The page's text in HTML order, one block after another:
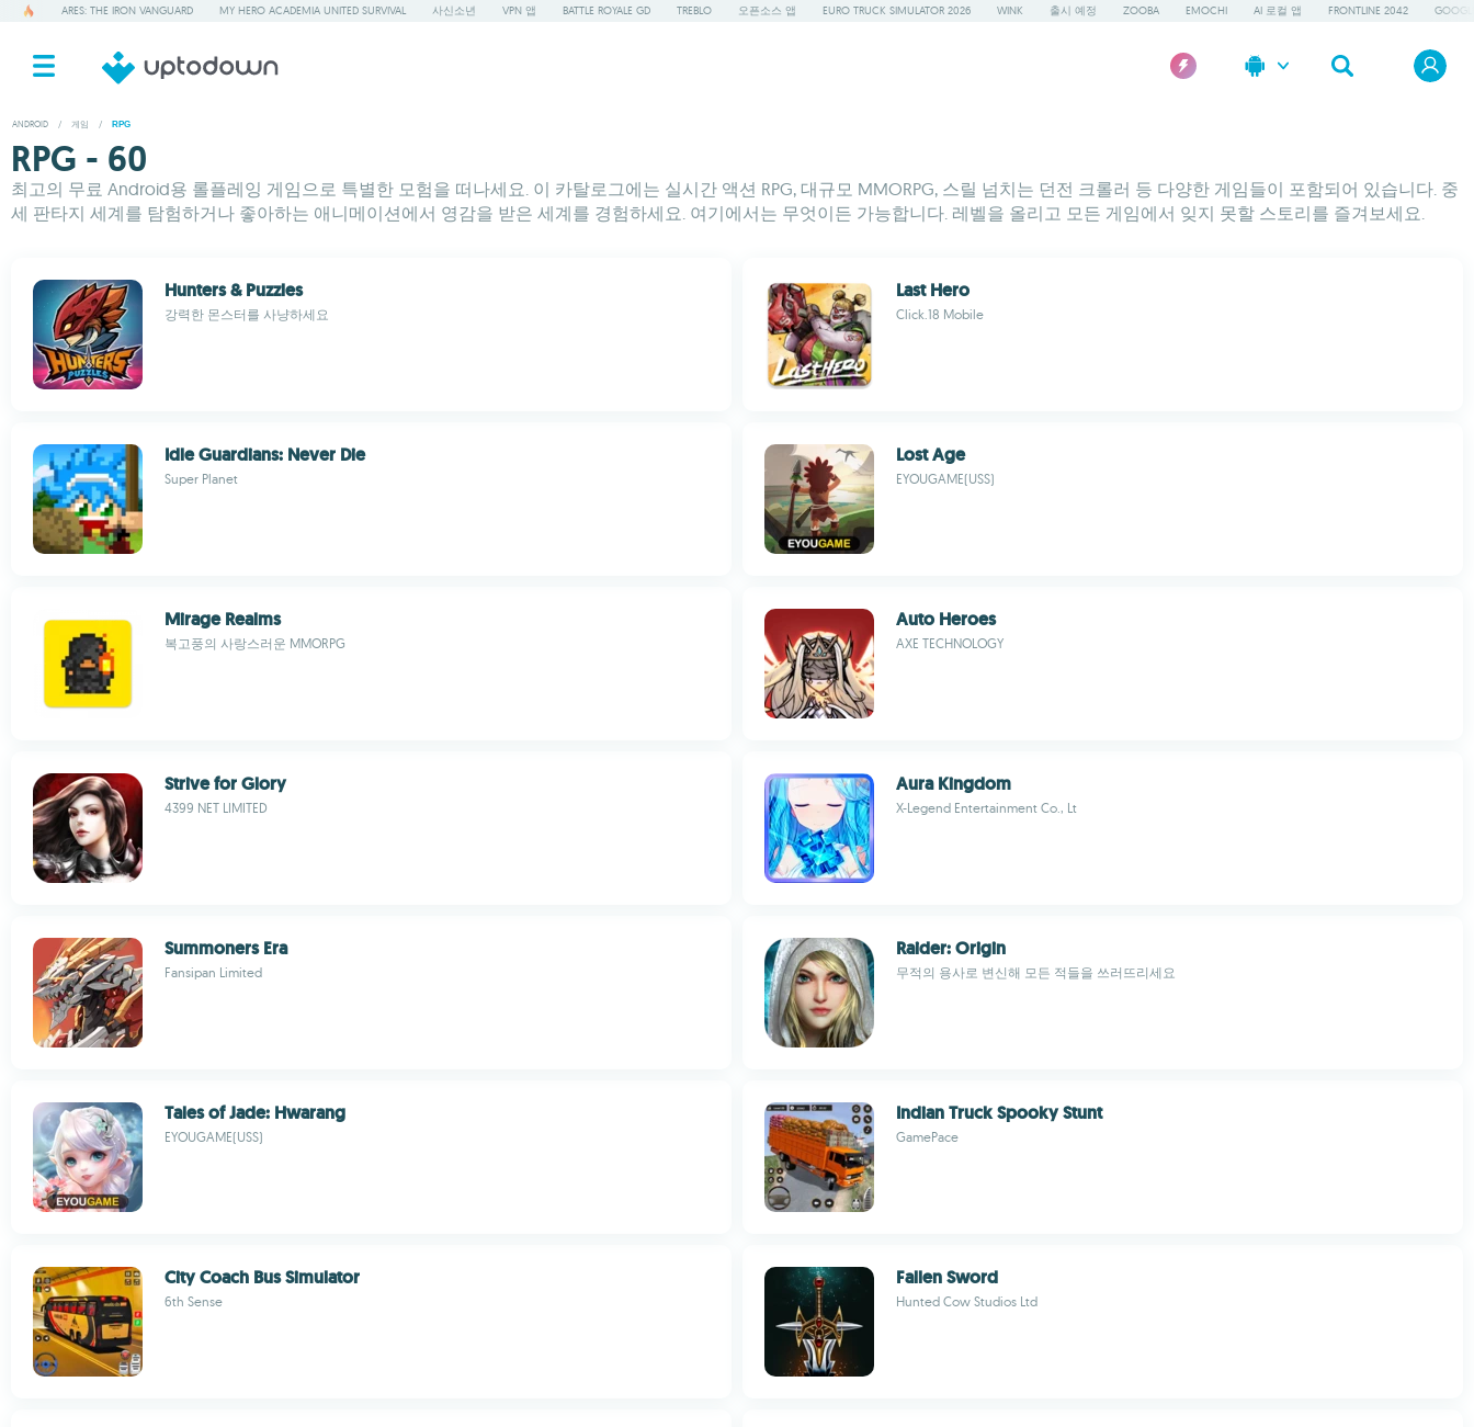
ARES: THE IRON VANGUARD MY HERO ACADEMIA UNITED SURVIVAL 사신소년 VPN 앱 BATTLE ROYALE GD TREBLO 오픈소스 앱 EURO TRUCK SIMULATOR 2026 WINK 출시 예정 ZOOBA EMOCHI AI 로컬 앱 FRONTLINE 2042
ANDROID / 게임 / RPG
RPG - 60
최고의 무료 Android용 롤플레잉 게임으로 특별한 모험을 떠나세요. 이 카탈로그에는 실시간 액션 RPG, 대규모 MMORPG, 스릴 넘치는 던전 크롤러 등 다양한 게임들이 포함되어 있습니다. 중
세 판타지 세계를 탐험하거나 좋아하는 애니메이션에서 영감을 받은 세계를 경험하세요. 여기에서는 무엇이든 가능합니다. 레벨을 올리고 모든 게임에서 잊지 못할 스토리를 즐겨보세요.
Hunters & Puzzles
강력한 몬스터를 사냥하세요
Last Hero
Click.18 Mobile
Idle Guardians: Never Die
Super Planet
Lost Age
EYOUGAME(USS)
Mirage Realms
복고풍의 사랑스러운 MMORPG
Auto Heroes
AXE TECHNOLOGY
Strive for Glory
4399 NET LIMITED
Aura Kingdom
X-Legend Entertainment Co., Lt
Summoners Era
Fansipan Limited
Raider: Origin
무적의 용사로 변신해 모든 적들을 쓰러뜨리세요
Tales of Jade: Hwarang
EYOUGAME(USS)
Indian Truck Spooky Stunt
GamePace
City Coach Bus Simulator
6th Sense
Fallen Sword
Hunted Cow Studios Ltd